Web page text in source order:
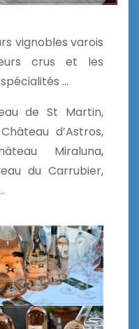
vignobles varois
crus et les
…
de St Martin,
d’Astros,
Miraluna,
du Carrubier,